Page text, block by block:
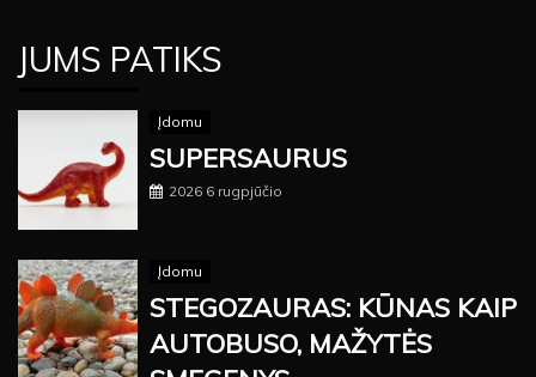
JUMS PATIKS
Įdomu
SUPERSAURUS
2026 6 rugpjūčio
Įdomu
STEGOZAURAS: KŪNAS KAIP
AUTOBUSO, MAŽYTĖS